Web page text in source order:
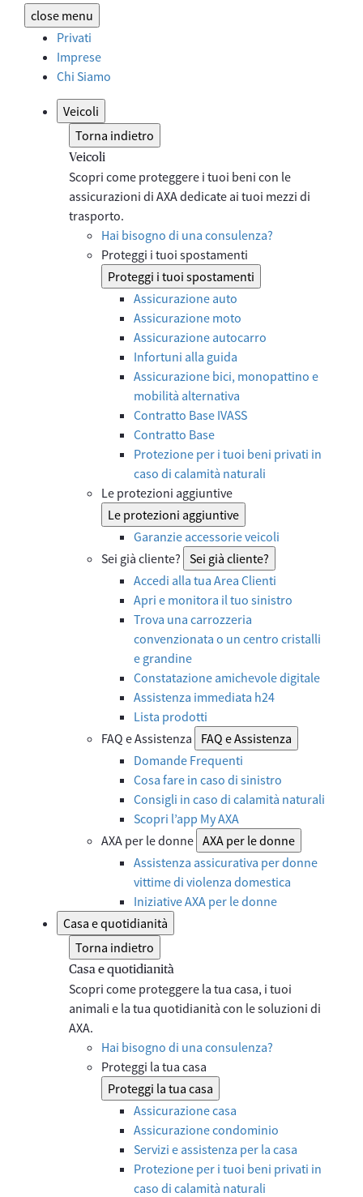
close menu
Privati
Imprese
Chi Siamo
Veicoli
Torna indietro
Veicoli
Scopri come proteggere i tuoi beni con le
assicurazioni di AXA dedicate ai tuoi mezzi di
trasporto.
Hai bisogno di una consulenza?
Proteggi i tuoi spostamenti
Proteggi i tuoi spostamenti
Assicurazione auto
Assicurazione moto
Assicurazione autocarro
Infortuni alla guida
Assicurazione bici, monopattino e
mobilità alternativa
Contratto Base IVASS
Contratto Base
Protezione per i tuoi beni privati in
caso di calamità naturali
Le protezioni aggiuntive
Le protezioni aggiuntive
Garanzie accessorie veicoli
Sei già cliente? Sei già cliente?
Accedi alla tua Area Clienti
Apri e monitora il tuo sinistro
Trova una carrozzeria
convenzionata o un centro cristalli
e grandine
Constatazione amichevole digitale
Assistenza immediata h24
Lista prodotti
FAQ e Assistenza
FAQ e Assistenza
Domande Frequenti
Cosa fare in caso di sinistro
Consigli in caso di calamità naturali
Scopri l’app My AXA
AXA per le donne AXA per le donne
Assistenza assicurativa per donne
vittime di violenza domestica
Iniziative AXA per le donne
Casa e quotidianità
Torna indietro
Casa e quotidianità
Scopri come proteggere la tua casa, i tuoi
animali e la tua quotidianità con le soluzioni di
AXA.
Hai bisogno di una consulenza?
Proteggi la tua casa
Proteggi la tua casa
Assicurazione casa
Assicurazione condominio
Servizi e assistenza per la casa
Protezione per i tuoi beni privati in
caso di calamità naturali